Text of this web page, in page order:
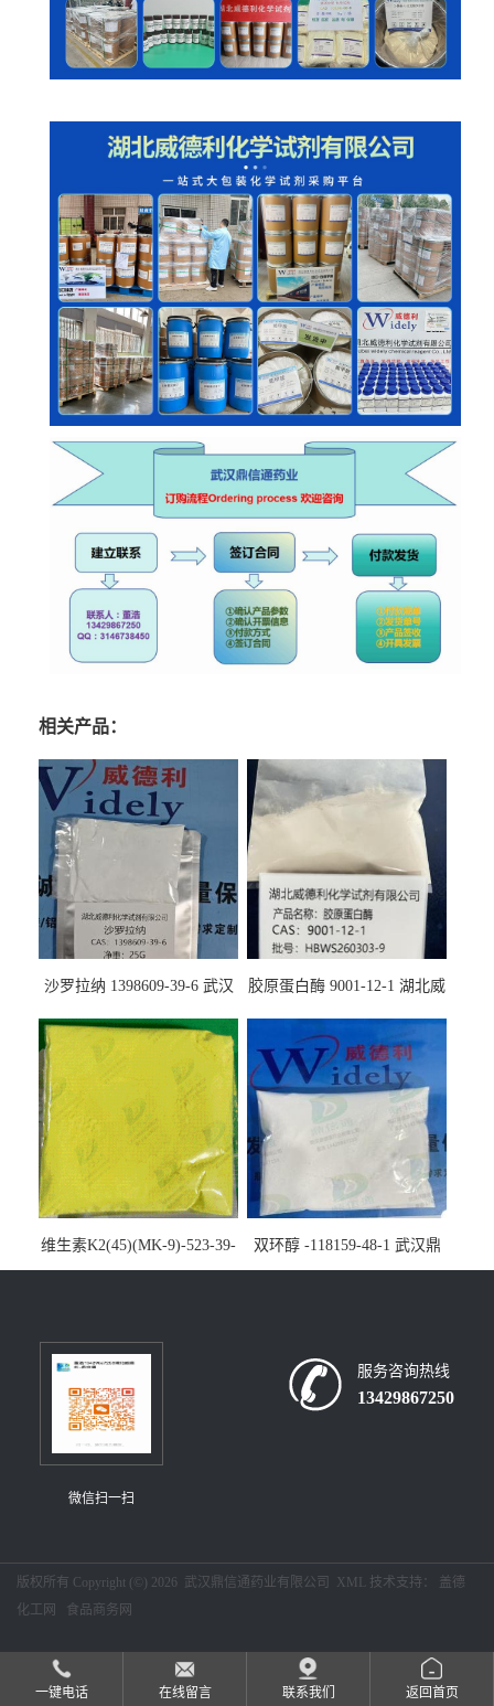
相关产品：
沙罗拉纳 1398609-39-6 武汉
胶原蛋白酶 9001-12-1 湖北威
维生素K2(45)(MK-9)-523-39-
7-武汉鼎信通药业大量现货供
双环醇 -118159-48-1 武汉鼎
信通药业大量现货供应
微信扫一扫
服务咨询热线
13429867250
版权所有 Copyright (©) 2026 武汉鼎信通药业有限公司 XML 技术支持： 盖德
化工网
食品商务网
一键电话 在线留言 联系我们 返回首页